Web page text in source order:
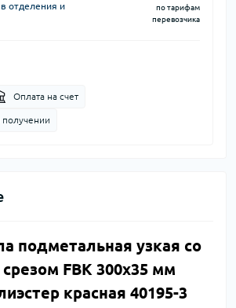
отделения и
по тарифам
перевозчика
Оплата на счет
подметальная узкая со
FBK 300х35 мм
красная 40195-3